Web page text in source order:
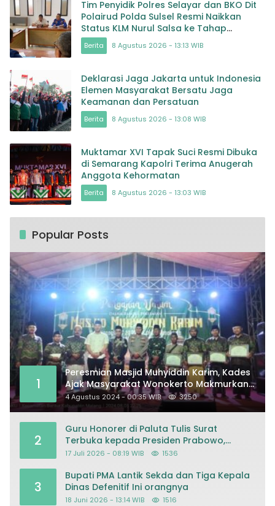
Tim Penyidik Polres Selayar dan BKO Dit
Polairud Polda Sulsel Resmi Naikkan
Status KLM Nurul Salsa ke Tahap
Penyidikan
Berita 8 Agustus 2026 - 13:13 WIB
Deklarasi Jaga Jakarta untuk Indonesia
Elemen Masyarakat Bersatu Jaga
Keamanan dan Persatuan
Berita 8 Agustus 2026 - 13:08 WIB
Muktamar XVI Tapak Suci Resmi Dibuka
di Semarang Kapolri Terima Anugerah
Anggota Kehormatan
Berita 8 Agustus 2026 - 13:03 WIB
Popular Posts
1
Peresmian Masjid Muhyiddin Karim, Kades
Ajak Masyarakat Wonokerto Makmurkan
Masjid
4 Agustus 2024 - 00:35 WIB 3250
2
Guru Honorer di Paluta Tulis Surat
Terbuka kepada Presiden Prabowo,
Mohon Keadilan atas Dugaan
17 Juli 2026 - 08:19 WIB 1536
3
Bupati PMA Lantik Sekda dan Tiga Kepala
Dinas Defenitif Ini orangnya
18 Juni 2026 - 13:14 WIB 1516